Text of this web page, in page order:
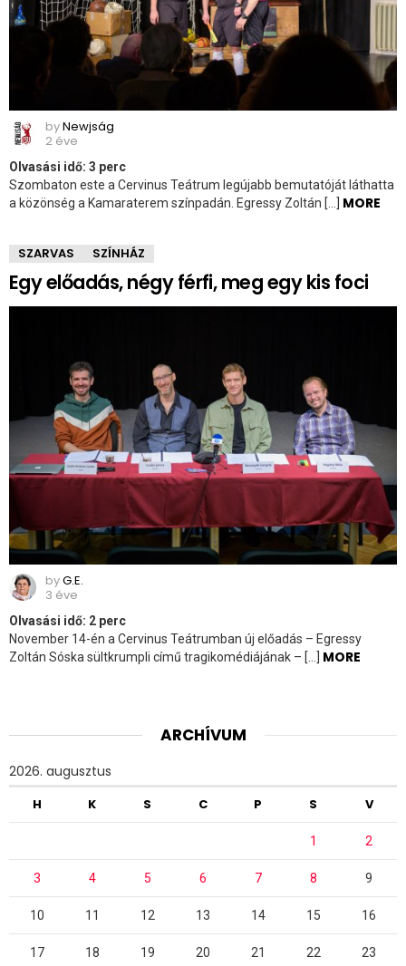
byNewjság
2 éve
Olvasási idő: 3 perc
Szombaton este a Cervinus Teátrum legújabb bemutatóját láthatta
a közönség a Kamaraterem színpadán. Egressy Zoltán […] MORE
SZARVAS SZÍNHÁZ
Egy előadás, négy férfi, meg egy kis foci
byG.E.
3 éve
Olvasási idő: 2 perc
November 14-én a Cervinus Teátrumban új előadás – Egressy
Zoltán Sóska sültkrumpli című tragikomédiájának – […] MORE
ARCHÍVUM
2026. augusztus
H K S C P S V
1 2
3 4 5 6 7 8 9
10 11 12 13 14 15 16
17 18 19 20 21 22 23